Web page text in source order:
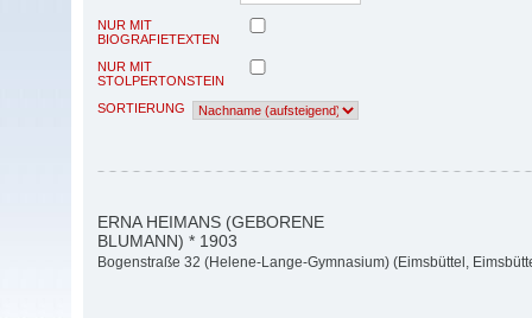
NUR MIT
BIOGRAFIETEXTEN
NUR MIT
STOLPERTONSTEIN
SORTIERUNG
ERNA HEIMANS (GEBORENE
BLUMANN) * 1903
Bogenstraße 32 (Helene-Lange-Gymnasium) (Eimsbüttel,